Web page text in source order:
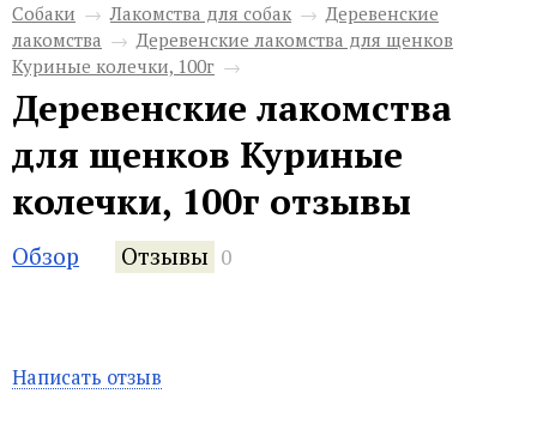
Собаки → Лакомства для собак → Деревенские
лакомства → Деревенские лакомства для щенков
Куриные колечки, 100г →
Деревенские лакомства
для щенков Куриные
колечки, 100г отзывы
Обзор Отзывы 0
Написать отзыв